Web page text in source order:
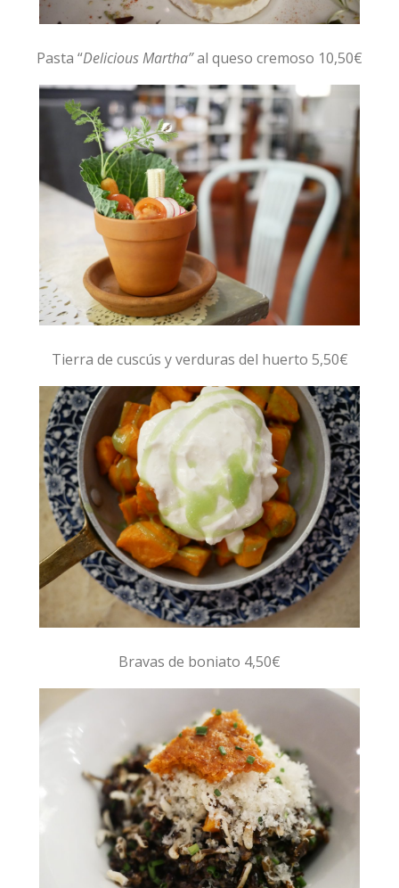
Pasta “Delicious Martha”al queso cremoso 10,50€
Tierra de cuscús y verduras del huerto 5,50€
Bravas de boniato 4,50€